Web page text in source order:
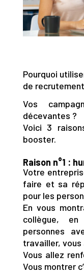
Pourquoi
de
Vos
décevantes ?
Voici 3
booster.
Raison n°1 :
Votre
faire et sa
pour les
En vous
collègue,
personnes
travailler, vous
Vous allez
Vous montrer